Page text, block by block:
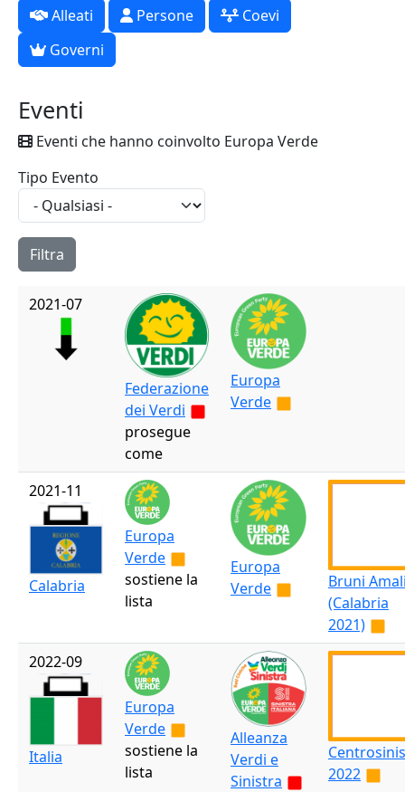
Alleati
Persone
Coevi
Governi
Eventi
Eventi che hanno coinvolto Europa Verde
Tipo Evento
2021-07
Federazione
dei Verdi
prosegue
come
Europa
Verde
2021-11
Calabria
Europa
Verde
sostiene la
lista
Europa
Verde
Bruni
(Calabria
2021)
2022-09
Italia
Europa
Verde
sostiene la
lista
Alleanza
Verdi e
Sinistra
2022